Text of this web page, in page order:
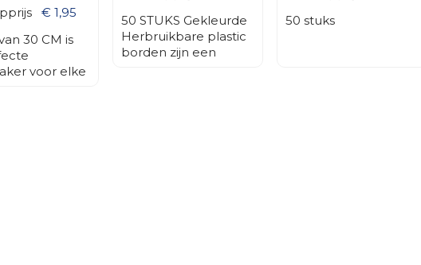
€ 1,95
30 CM is
voor elke
50 STUKS Gekleurde
Herbruikbare plastic
borden zijn een
50 stuks